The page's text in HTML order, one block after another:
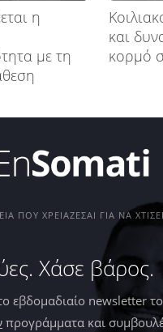
η
με τη
και
κορμό
ΠΟΥ ΧΡΕΙΆΖΕΣΑΙ ΓΙΑ ΝΑ
Χάσε βάρος.
εβδομαδιαίο newsletter
προγράμματα και